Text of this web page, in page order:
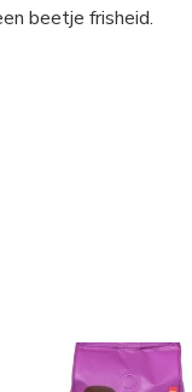
beetje frisheid.